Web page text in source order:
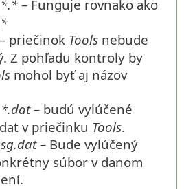
– Funguje rovnako ako
– priečinok Tools nebude
Z pohľadu kontroly by
mohol byť aj názov
– budú vylúčené
v priečinku Tools.
– Bude vylúčený
súbor v danom